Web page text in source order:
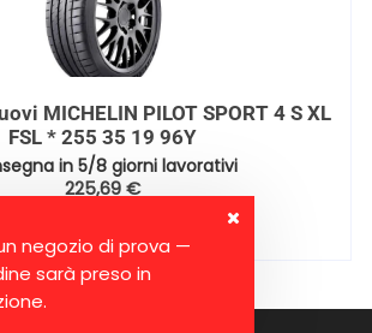
negozio di prova —
sarà preso in
MICHELIN PILOT SPORT 4 S XL
FSL * 255 35 19 96Y
in 5/8 giorni lavorativi
225,69€